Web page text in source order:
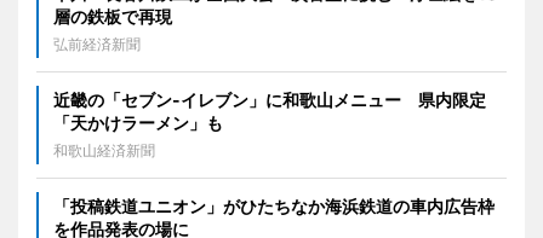
層の鉄板で再現
弘前経済新聞
近畿の「セブン-イレブン」に和歌山メニュー 県内限定
「天かけラーメン」も
和歌山経済新聞
「投稿鉄道ユニオン」がひたちなか海浜鉄道の車内広告枠
を作品発表の場に